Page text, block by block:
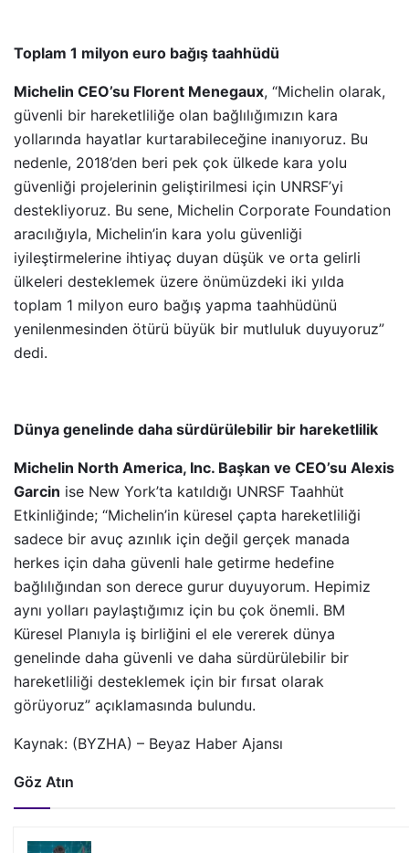
Toplam 1 milyon euro bağış taahhüdü
Michelin CEO’su Florent Menegaux, “Michelin olarak,
güvenli bir hareketliliğe olan bağlılığımızın kara
yollarında hayatlar kurtarabileceğine inanıyoruz. Bu
nedenle, 2018’den beri pek çok ülkede kara yolu
güvenliği projelerinin geliştirilmesi için UNRSF’yi
destekliyoruz. Bu sene, Michelin Corporate Foundation
aracılığıyla, Michelin’in kara yolu güvenliği
iyileştirmelerine ihtiyaç duyan düşük ve orta gelirli
ülkeleri desteklemek üzere önümüzdeki iki yılda
toplam 1 milyon euro bağış yapma taahhüdünü
yenilenmesinden ötürü büyük bir mutluluk duyuyoruz”
dedi.
Dünya genelinde daha sürdürülebilir bir hareketlilik
Michelin North America, Inc. Başkan ve CEO’su Alexis
Garcin ise New York’ta katıldığı UNRSF Taahhüt
Etkinliğinde; “Michelin’in küresel çapta hareketliliği
sadece bir avuç azınlık için değil gerçek manada
herkes için daha güvenli hale getirme hedefine
bağlılığından son derece gurur duyuyorum. Hepimiz
aynı yolları paylaştığımız için bu çok önemli. BM
Küresel Planıyla iş birliğini el ele vererek dünya
genelinde daha güvenli ve daha sürdürülebilir bir
hareketliliği desteklemek için bir fırsat olarak
görüyoruz” açıklamasında bulundu.
Kaynak: (BYZHA) – Beyaz Haber Ajansı
Göz Atın